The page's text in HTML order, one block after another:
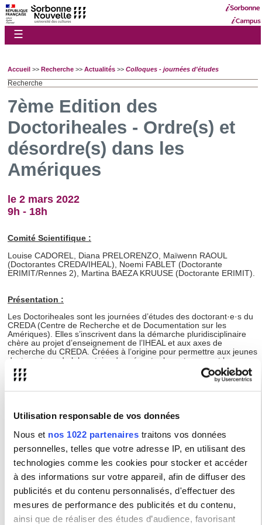
Utilisation responsable de vos données
Nous et nos 1022 partenaires traitons vos données
personnelles, telles que votre adresse IP, en utilisant des
technologies comme les cookies pour stocker et accéder
à des informations sur votre appareil, afin de diffuser des
publicités et du contenu personnalisés, d'effectuer des
mesures de performance des publicités et du contenu,
ainsi que de réaliser des études d’audience, favorisant
☰
Accueil >> Recherche >> Actualités >> Colloques - journées d'études
Recherche
7ème Edition des
Doctoriheales - Ordre(s) et
désordre(s) dans les
Amériques
le 2 mars 2022
9h - 18h
Comité Scientifique :
Louise CADOREL, Diana PRELORENZO, Maïwenn RAOUL
(Doctorantes CREDA/IHEAL), Noemi FABLET (Doctorante
ERIMIT/Rennes 2), Martina BAEZA KRUUSE (Doctorante ERIMIT).
Présentation :
Les Doctoriheales sont les journées d’études des doctorant·e·s du
CREDA (Centre de Recherche et de Documentation sur les
Amériques). Elles s’inscrivent dans la démarche pluridisciplinaire
chère au projet d’enseignement de l’IHEAL et aux axes de
recherche du CREDA. Créées à l’origine pour permettre aux jeunes
doctorant·e·s du laboratoire de présenter leurs travaux et leurs
hypothèses dans un cadre bienveillant, elles sont désormais
ouvertes aux chercheur·se·s d’autres institutions intéressé·e·s par
Cette septième édition des Doctoriheales a pour but de rassembler
des chercheur·se·s avec une réflexion commune autour de la
thématique « Ordre(s) et désordre(s) dans les Amériques ».
Pouvant être pensé tant comme deux entités autonomes,
ambivalentes ou encore complémentaires, ce couple
ordre/désordre concentre une multitude d’enjeux sociaux,
politiques et économiques.
Programme :